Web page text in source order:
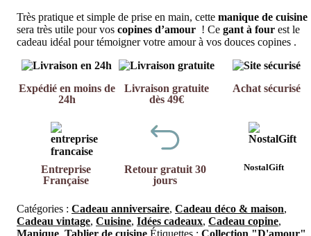
Très pratique et simple de prise en main, cette manique de cuisine
sera très utile pour vos copines d’amour ! Ce gant à four est le
cadeau idéal pour témoigner votre amour à vos douces copines .
Expédié en moins de
24h
Livraison gratuite
dès 49€
Achat sécurisé
Entreprise
Française
Retour gratuit 30
jours
NostalGift
Catégories : Cadeau anniversaire, Cadeau déco & maison,
Cadeau vintage, Cuisine, Idées cadeaux, Cadeau copine,
Manique Tablier de cuisine Étiquettes : Collection "D'amour"